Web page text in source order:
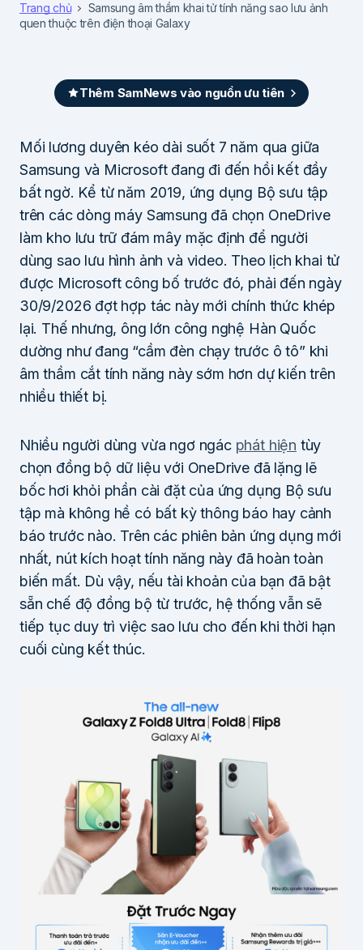
Trang chủ
Samsung âm thầm khai tử tính năng sao lưu ảnh
quen thuộc trên điện thoại Galaxy
Thêm SamNews vào nguồn ưu tiên
Mối lương duyên kéo dài suốt 7 năm qua giữa
Samsung và Microsoft đang đi đến hồi kết đầy
bất ngờ. Kể từ năm 2019, ứng dụng Bộ sưu tập
trên các dòng máy Samsung đã chọn OneDrive
làm kho lưu trữ đám mây mặc định để người
dùng sao lưu hình ảnh và video. Theo lịch khai tử
được Microsoft công bố trước đó, phải đến ngày
30/9/2026 đợt hợp tác này mới chính thức khép
lại. Thế nhưng, ông lớn công nghệ Hàn Quốc
dường như đang “cầm đèn chạy trước ô tô” khi
âm thầm cắt tính năng này sớm hơn dự kiến trên
nhiều thiết bị.
Nhiều người dùng vừa ngơ ngác phát hiện tùy
chọn đồng bộ dữ liệu với OneDrive đã lặng lẽ
bốc hơi khỏi phần cài đặt của ứng dụng Bộ sưu
tập mà không hề có bất kỳ thông báo hay cảnh
báo trước nào. Trên các phiên bản ứng dụng mới
nhất, nút kích hoạt tính năng này đã hoàn toàn
biến mất. Dù vậy, nếu tài khoản của bạn đã bật
sẵn chế độ đồng bộ từ trước, hệ thống vẫn sẽ
tiếp tục duy trì việc sao lưu cho đến khi thời hạn
cuối cùng kết thúc.